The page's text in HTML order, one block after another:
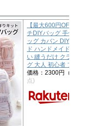
【最大600円OFFクー
チDIYバッグ 手作りキ
ッグ カバン DIY 手芸 手
ド ハンドメイドキット
い 縫うだけ クラッチバ
グ 大人 初心者 プレゼン
価格：2300円（税込、
点)